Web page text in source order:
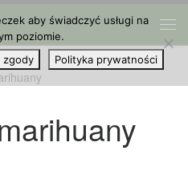
aby świadczyć usługi na
poziomie.
zgody Polityka prywatności